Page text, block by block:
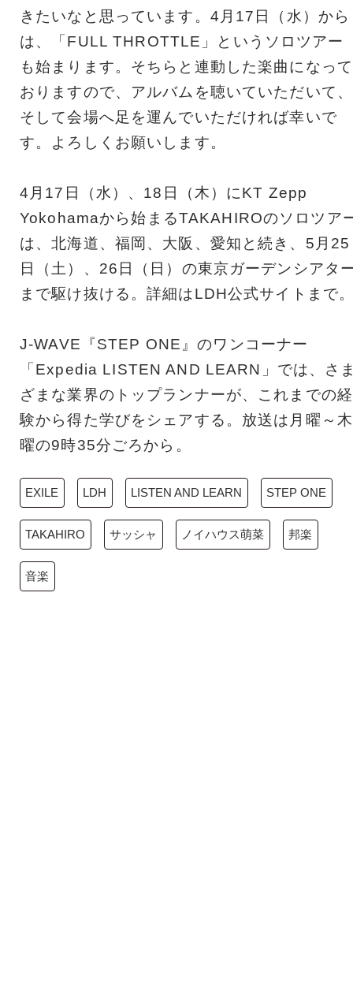
きたいなと思っています。4月17日（水）から
は、「FULL THROTTLE」というソロツアー
も始まります。そちらと連動した楽曲になって
おりますので、アルバムを聴いていただいて、
そして会場へ足を運んでいただければ幸いで
す。よろしくお願いします。
4月17日（水）、18日（木）にKT Zepp
Yokohamaから始まるTAKAHIROのソロツア
は、北海道、福岡、大阪、愛知と続き、5月25
日（土）、26日（日）の東京ガーデンシアタ
まで駆け抜ける。詳細はLDH公式サイトまで
J-WAVE『STEP ONE』のワンコーナー
「Expedia LISTEN AND LEARN」では、さ
ざまな業界のトップランナーが、これまでの経
験から得た学びをシェアする。放送は月曜～木
曜の9時35分ごろから。
EXILE LDH LISTEN AND LEARN STEP ONE
TAKAHIRO サッシャ ノイハウス萌菜 邦楽
音楽